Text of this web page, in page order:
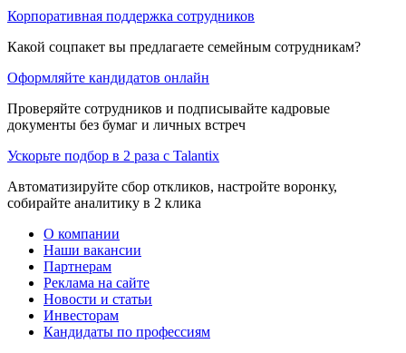
Корпоративная поддержка сотрудников
Какой соцпакет вы предлагаете семейным сотрудникам?
Оформляйте кандидатов онлайн
Проверяйте сотрудников и подписывайте кадровые
документы без бумаг и личных встреч
Ускорьте подбор в 2 раза с Talantix
Автоматизируйте сбор откликов, настройте воронку,
собирайте аналитику в 2 клика
О компании
Наши вакансии
Партнерам
Реклама на сайте
Новости и статьи
Инвесторам
Кандидаты по профессиям